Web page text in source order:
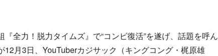
全力！脱力タイムズ』で“コンビ復活”を遂げ、話題を呼ん
月3日、YouTuberカジサック（キングコング・梶原雄